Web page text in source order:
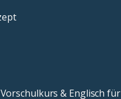
& Englisch für